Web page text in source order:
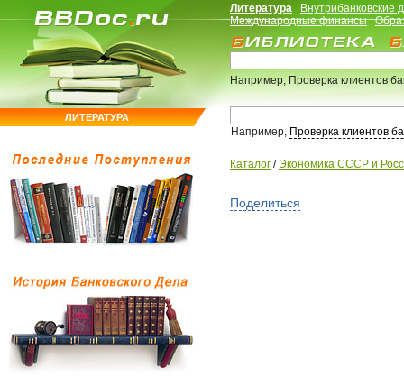
ЛИТЕРАТУРА
Литература
Внутрибанковские
Международные финансы
Например,Проверка клиентов
Например, Проверка клиентов
Каталог /Экономика СССР и
Поделиться